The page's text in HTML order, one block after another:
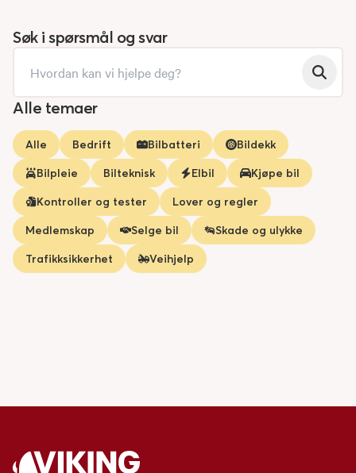
Søk i spørsmål og svar
Alle temaer
Alle Bedrift Bilbatteri
Bildekk
Bilpleie
Bilteknisk Elbil
Kjøpe bil
Kontroller og tester
Lover og regler
Medlemskap
Selge bil
Skade og ulykke
Trafikksikkerhet
Veihjelp